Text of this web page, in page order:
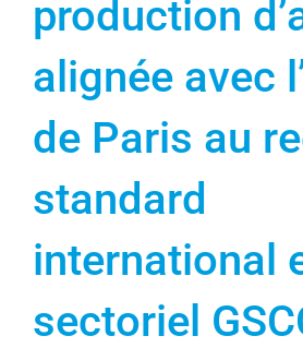
production
alignée avec
de Paris au
standard
international
sectoriel